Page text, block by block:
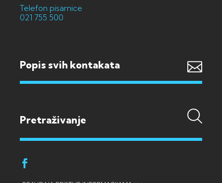
Telefon pisarnice
021 755 500
Popis svih kontakata